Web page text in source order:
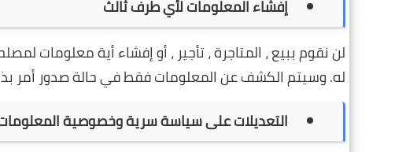
إفشاء المعلومات لأي طرف ثالث
لن نقوم ببيع ، المتاجرة ، تأجير ، أو إفشاء أية معلومات
له. وسيتم الكشف عن المعلومات فقط في حالة صدور أمر
التعديلات على سياسة سرية وخصوصية